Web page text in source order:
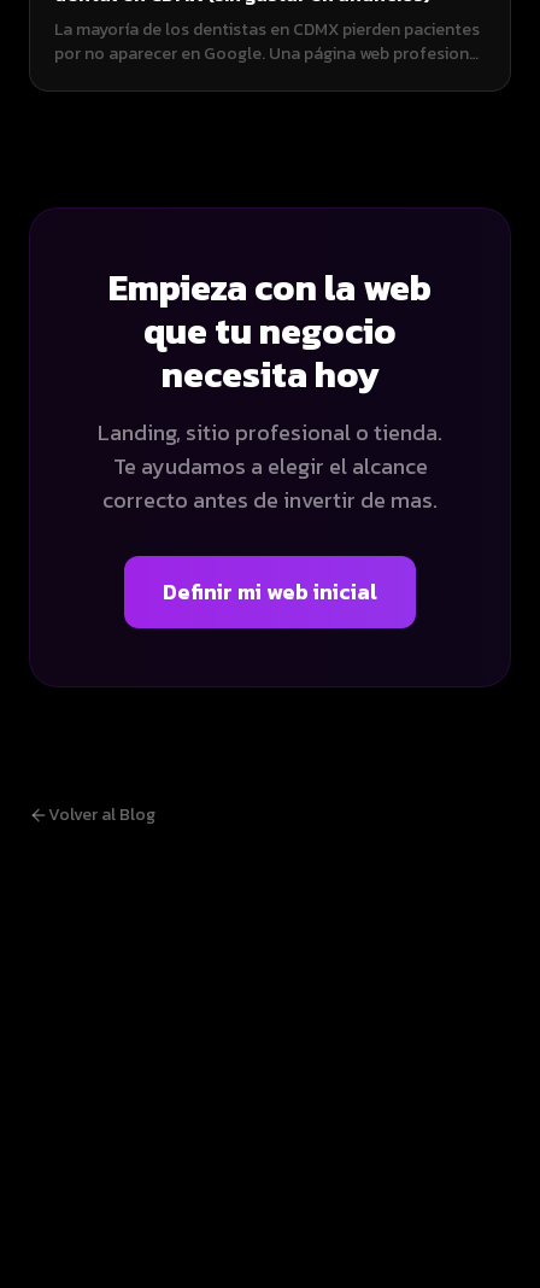
La mayoría de los dentistas en CDMX pierden pacientes
por no aparecer en Google. Una página web profesional
Empieza con la web
que tu negocio
necesita hoy
Landing, sitio profesional o tienda.
Te ayudamos a elegir el alcance
correcto antes de invertir de mas.
Definir mi web inicial
Volver al Blog